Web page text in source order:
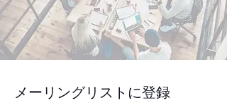
メーリングリストに登録